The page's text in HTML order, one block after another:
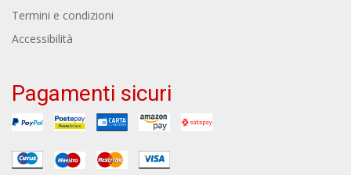
Termini e condizioni
Accessibilità
Pagamenti sicuri